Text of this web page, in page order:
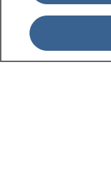
1177 på flera språk